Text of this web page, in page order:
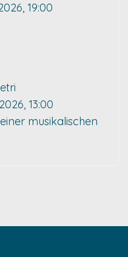
19:00
13:00
musikalischen